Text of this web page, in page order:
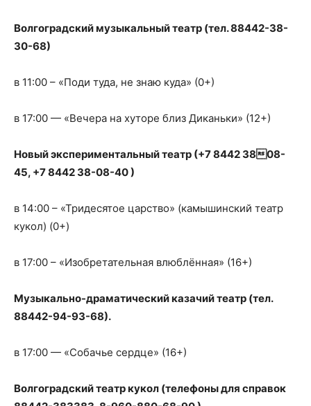
Волгоградский музыкальный театр (тел. 88442-38-
30-68)
в 11:00 – «Поди туда, не знаю куда» (0+)
в 17:00 — «Вечера на хуторе близ Диканьки» (12+)
Новый экспериментальный театр (+7 8442 3808-
45, +7 8442 38-08-40 )
в 14:00 – «Тридесятое царство» (камышинский театр
кукол) (0+)
в 17:00 – «Изобретательная влюблённая» (16+)
Музыкально-драматический казачий театр (тел.
88442-94-93-68).
в 17:00 — «Собачье сердце» (16+)
Волгоградский театр кукол (телефоны для справок